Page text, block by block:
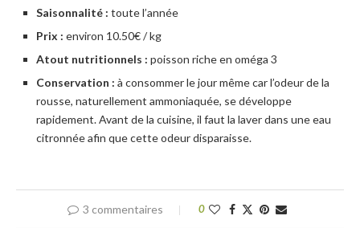
Saisonnalité : toute l’année
Prix : environ 10.50€ / kg
Atout nutritionnels : poisson riche en oméga 3
Conservation : à consommer le jour même car l’odeur de la
rousse, naturellement ammoniaquée, se développe
rapidement. Avant de la cuisine, il faut la laver dans une eau
citronnée afin que cette odeur disparaisse.
3 commentaires 0